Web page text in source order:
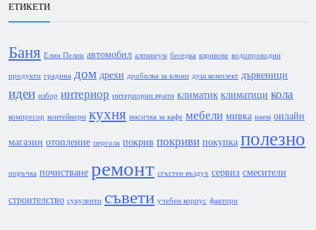
ЕТИКЕТИ
Баня Елин Пелин автомобил алпинеум беседка взривове водопроводни
продукти градина дом дрехи дробилка за клони душ комплект дървеници
идеи избор интериор интериорни врати климатик климатици кола
компресор контейнери кухня масичка за кафе мебели мивка наем онлайн
магазин отопление пергола покрив покриви покупка полезно
поръчка почистване ремонт сгъстен въздух сервиз смесители
строителство сукуленти съвети учебен корпус фактори